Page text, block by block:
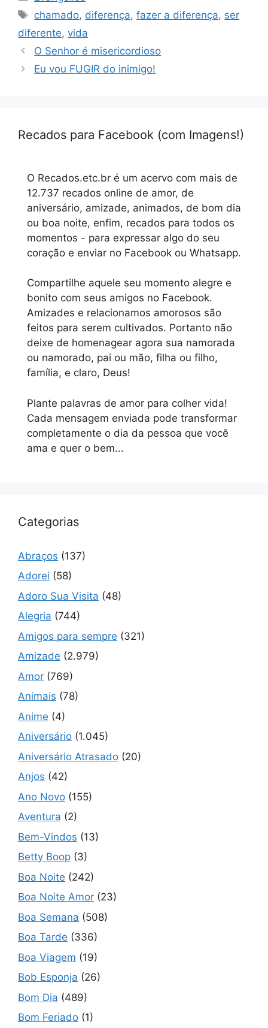
Tags
chamado, diferença,fazer a diferença, ser
diferente, vida
O Senhor é misericordioso
Eu vou FUGIR do inimigo!
Recados para Facebook (com Imagens!)
O Recados.etc.br é um acervo com mais de
12.737 recados online de amor, de
aniversário, amizade, animados, de bom dia
ou boa noite, enfim, recados para todos os
momentos - para expressar algo do seu
coração e enviar no Facebook ou Whatsapp.
Compartilhe aquele seu momento alegre e
bonito com seus amigos no Facebook.
Amizades e relacionamos amorosos são
feitos para serem cultivados. Portanto não
deixe de homenagear agora sua namorada
ou namorado, pai ou mão, filha ou filho,
família, e claro, Deus!
Plante palavras de amor para colher vida!
Cada mensagem enviada pode transformar
completamente o dia da pessoa que você
ama e quer o bem...
Categorias
Abraços (137)
Adorei (58)
Adoro Sua Visita (48)
Alegria (744)
Amigos para sempre (321)
Amizade (2.979)
Amor (769)
Animais (78)
Anime (4)
Aniversário (1.045)
Aniversário Atrasado (20)
Anjos (42)
Ano Novo (155)
Aventura (2)
Bem-Vindos (13)
Betty Boop (3)
Boa Noite (242)
Boa Noite Amor (23)
Boa Semana (508)
Boa Tarde (336)
Boa Viagem (19)
Bob Esponja (26)
Bom Dia (489)
Bom Feriado (1)